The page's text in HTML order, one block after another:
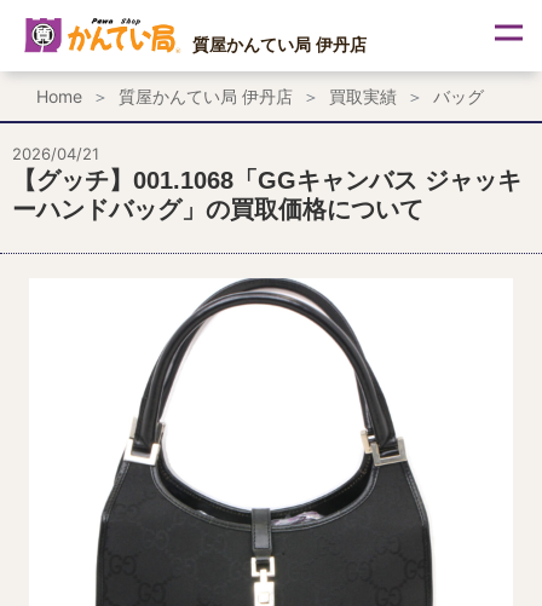
ス
ッ
プ
質屋かんてい局 伊丹店
Home 質屋かんてい局 伊丹店 買取実績 バッグ
2026/04/21
【グッチ】001.1068「GGキャンバス ジャッキ
ーハンドバッグ」の買取価格について